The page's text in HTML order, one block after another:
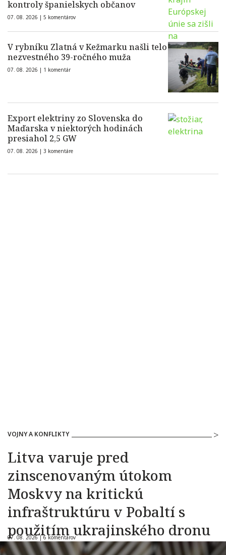
kontroly španielskych občanov
07. 08. 2026 | 5 komentárov
V rybníku Zlatná v Kežmarku našli telo
nezvestného 39-ročného muža
07. 08. 2026 | 1 komentár
Export elektriny zo Slovenska do
Maďarska v niektorých hodinách
presiahol 2,5 GW
07. 08. 2026 | 3 komentáre
VOJNY A KONFLIKTY
Litva varuje pred
zinscenovaným útokom
Moskvy na kritickú
infraštruktúru v Pobaltí s
použitím ukrajinského dronu
07. 08. 2026 |6 komentárov